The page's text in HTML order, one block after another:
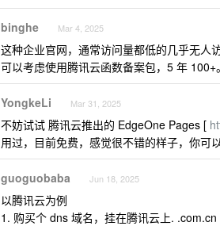
binghe Mar 4, 2025
这种企业官网，通常访问量都低的几乎无人访
可以考虑使用腾讯云函数备案包，5 年 100+。
YongkeLi Mar 31, 2025
不妨试试 腾讯云推出的 EdgeOne Pages [
用过，目前免费，感觉很不错的样子，你可
guoguobaba Jun 18, 2025
以腾讯云为例
1. 购买个 dns 域名，挂在腾讯云上.